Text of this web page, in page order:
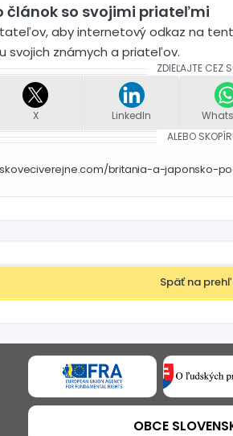
článok so svojimi priateľmi
aby internetový odkaz na
svojich známych a priateľov.
ZDIEĽAJTE CEZ
X LinkedIn
ALEBO
britania-a-japonsko-
Späť na
OBCE